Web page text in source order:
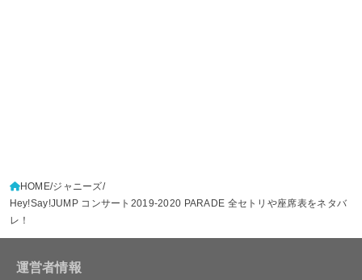
HOME ジャニーズ
Hey!Say!JUMP コンサート2019-2020 PARADE 全セトリや座席表をネタバ
レ！
運営者情報